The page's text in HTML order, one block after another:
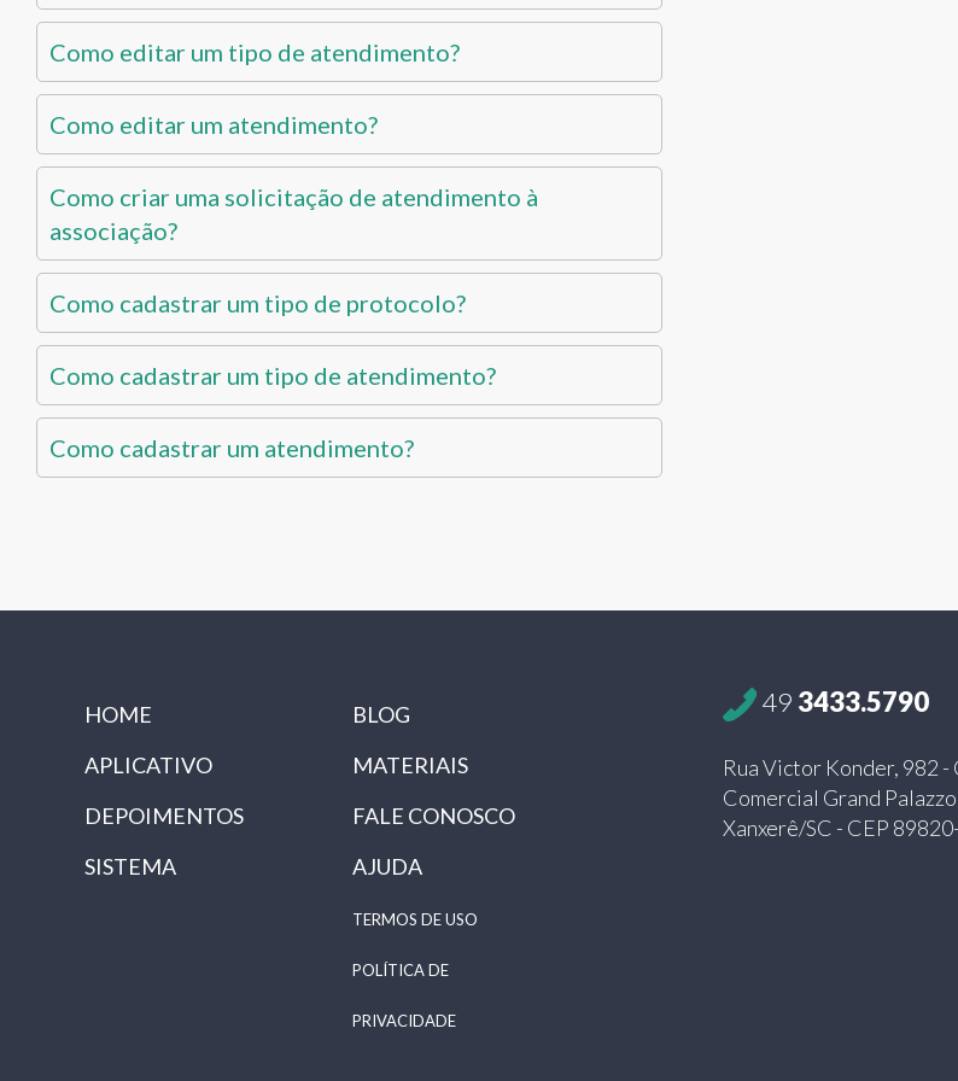
Como editar um tipo de atendimento?
Como editar um atendimento?
Como criar uma solicitação de atendimento à
associação?
Como cadastrar um tipo de protocolo?
Como cadastrar um tipo de atendimento?
Como cadastrar um atendimento?
HOME
APLICATIVO
DEPOIMENTOS
SISTEMA
BLOG
MATERIAIS
FALE CONOSCO
AJUDA
TERMOS DE USO
POLÍTICA DE
PRIVACIDADE
49 3433.5790
Rua Victor Konder, 982 -
Comercial Grand
Xanxerê/SC - CEP